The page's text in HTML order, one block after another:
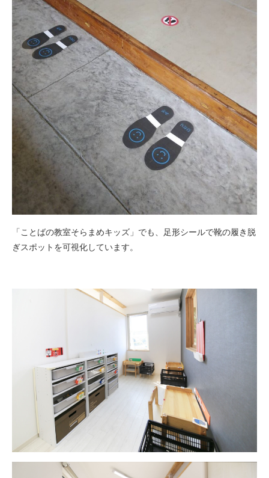
「ことばの教室そらまめキッズ」でも、足形シールで靴の履き脱
ぎスポットを可視化しています。